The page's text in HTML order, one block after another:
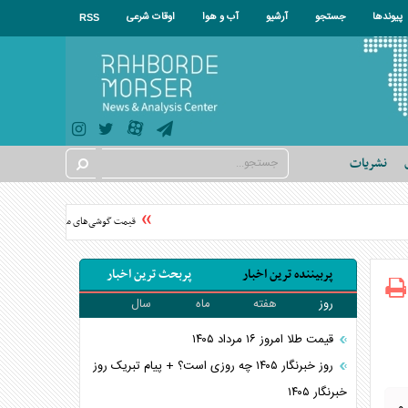
پیوندها جستجو آرشیو آب و هوا اوقات شرعی RSS
نشریات
قیمت گوشی‌های موبایل در سال ۱۴۰۵ چقدر گران شد؟
پربیننده ترین اخبار پربحث ترین اخبار
روز هفته ماه
سال
قیمت طلا امروز ۱۶ مرداد ۱۴۰۵
روز خبرنگار ۱۴۰۵ چه روزی است؟ + پیام تبریک روز
خبرنگار ۱۴۰۵